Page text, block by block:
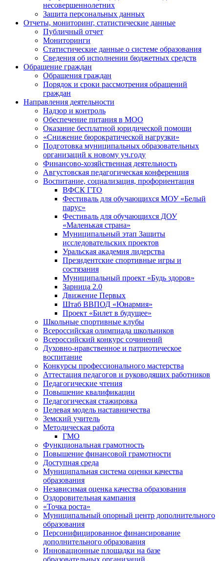
несовершеннолетних
Защита персональных данных
Отчеты, мониторинг, статистические данные
Публичный отчет
Мониторинги
Статистические данные о системе образования
Сведения об исполнении бюджетных средств
Обращение граждан
Обращения граждан
Порядок и сроки рассмотрения обращений
граждан
Направления деятельности
Надзор и контроль
Обеспечение питания в МОО
Оказание бесплатной юридической помощи
«Снижение бюрократической нагрузки»
Подготовка муниципальных образовательных
организаций к новому уч.году
Финансово-хозяйственная деятельность
Августовская педагогическая конференция
Воспитание, социализация, профориентация
ВФСК ГТО
Фестиваль для обучающихся МОУ «Белый
парус»
Фестиваль для обучающихся ДОУ
«Маленькая страна»
Муниципальный этап Защиты
исследовательских проектов
Уральская академия лидерства
Президентские спортивные игры и
состязания
Муниципальный проект «Будь здоров»
Зарница 2.0
Движение Первых
Штаб ВВПОД «Юнармия»
Проект «Билет в будущее»
Школьные спортивные клубы
Всероссийская олимпиада школьников
Всероссийский конкурс сочинений
Духовно-нравственное и патриотическое
воспитание
Конкурсы профессионального мастерства
Аттестация педагогов и руководящих работников
Педагогические чтения
Повышение квалификации
Педагогическая стажировка
Целевая модель наставничества
Земский учитель
Методическая работа
ГМО
Функциональная грамотность
Повышение финансовой грамотности
Доступная среда
Муниципальная система оценки качества
образования
Независимая оценка качества образования
Оздоровительная кампания
«Точка роста»
Муниципальный опорный центр дополнительного
образования
Персонифицированное финансирование
дополнительного образования
Инновационные площадки на базе
образовательных организаций